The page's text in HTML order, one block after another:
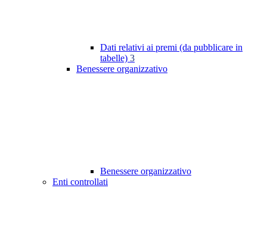
Dati relativi ai premi (da pubblicare in
tabelle) 3
Benessere organizzativo
Benessere organizzativo
Enti controllati